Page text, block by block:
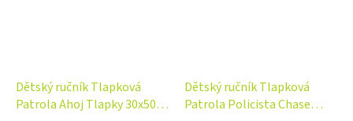
Dětský ručník Tlapková
Patrola Ahoj Tlapky 30x50
Dětský ručník Tlapková
Patrola Policista Chase